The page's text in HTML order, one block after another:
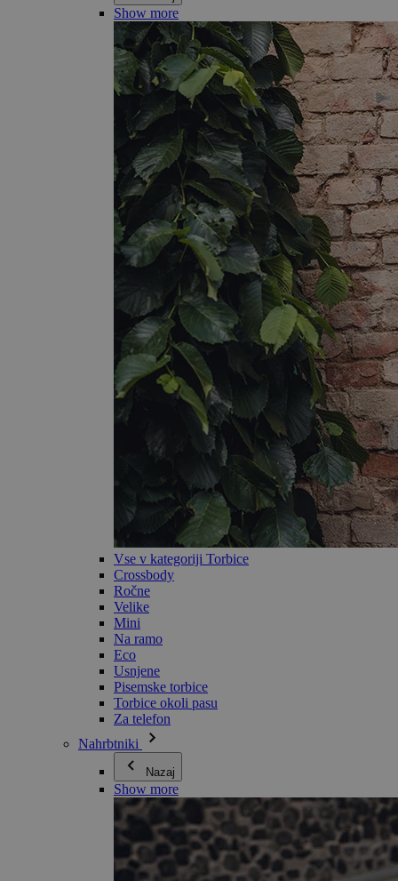
Show more
Vse v kategoriji Torbice
Crossbody
Ročne
Velike
Mini
Na ramo
Eco
Usnjene
Pisemske torbice
Torbice okoli pasu
Za telefon
Nahrbtniki
Nazaj
Show more